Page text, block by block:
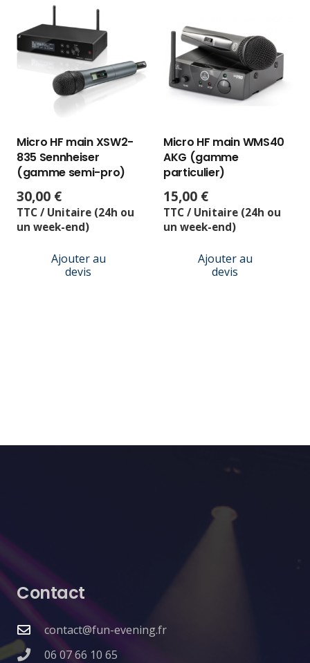
Micro HF main XSW2-
835 Sennheiser
(gamme semi-pro)
30,00 €
TTC / Unitaire (24h ou
un week-end)
Ajouter au
devis
Micro HF main WMS40
AKG (gamme
particulier)
15,00 €
TTC / Unitaire (24h ou
un week-end)
Ajouter au
devis
Contact
contact@fun-evening.fr
06 07 66 10 65